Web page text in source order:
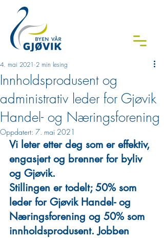
Innholdsprodusent og
administrativ leder for Gjøvik
Handel- og Næringsforening
4. mai 2021 2 min lesing
Oppdatert: 7. mai 2021
Vi leter etter deg som er effektiv,
engasjert og brenner for byliv
og Gjøvik.
Stillingen er todelt; 50% som
leder for Gjøvik Handel- og
Næringsforening og 50% som
innholdsprodusent. Jobben